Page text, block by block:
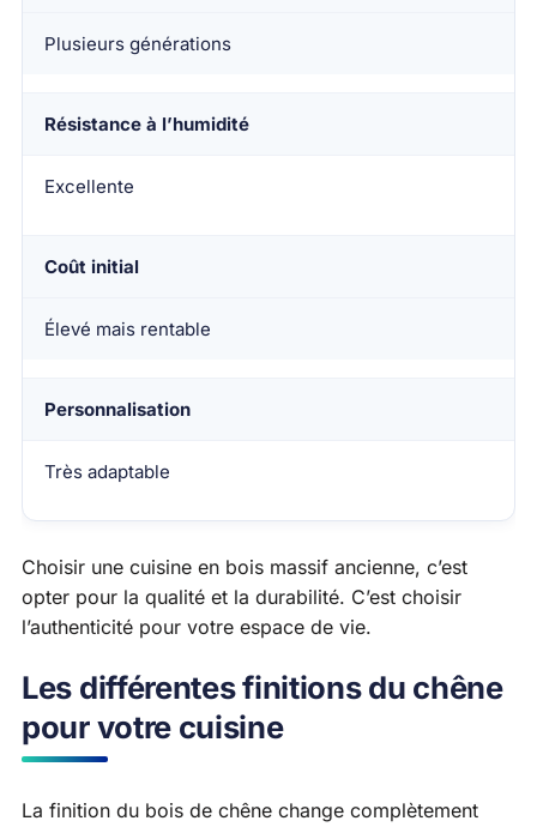
Plusieurs générations
Résistance à l’humidité
Excellente
Coût initial
Élevé mais rentable
Personnalisation
Très adaptable
Choisir une cuisine en bois massif ancienne, c’est
opter pour la qualité et la durabilité. C’est choisir
l’authenticité pour votre espace de vie.
Les différentes finitions du chêne
pour votre cuisine
La finition du bois de chêne change complètement